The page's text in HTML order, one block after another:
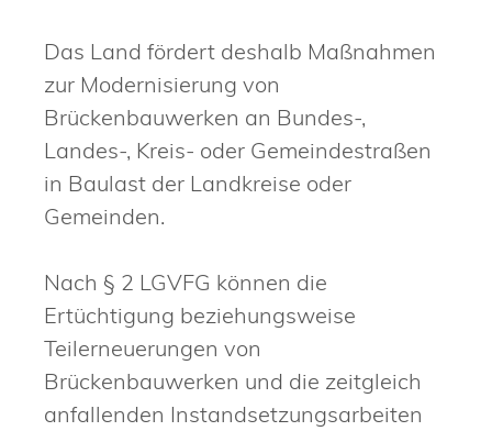
Das Land fördert deshalb Maßnahmen
zur Modernisierung von
Brückenbauwerken an Bundes-,
Landes-, Kreis- oder Gemeindestraßen
in Baulast der Landkreise oder
Gemeinden.
Nach § 2 LGVFG können die
Ertüchtigung beziehungsweise
Teilerneuerungen von
Brückenbauwerken und die zeitgleich
anfallenden Instandsetzungsarbeiten